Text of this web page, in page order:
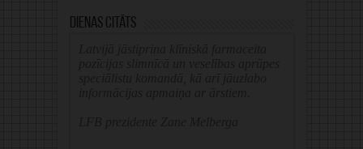
Dienas citāts